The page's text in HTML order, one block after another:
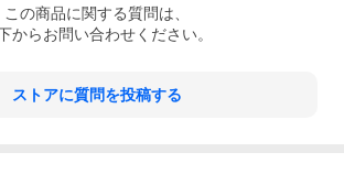
[U] by UAG
チ(2021)用ケース DOT
この商品に関する質問は、
からお問い合わせください。
ストアに質問を投稿する